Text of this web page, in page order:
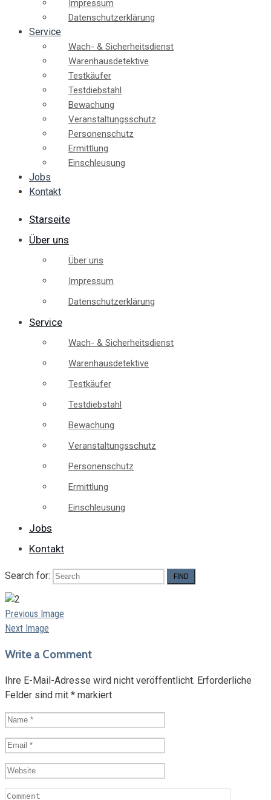
Impressum
Datenschutzerklärung
Service
Wach- & Sicherheitsdienst
Warenhausdetektive
Testkäufer
Testdiebstahl
Bewachung
Veranstaltungsschutz
Personenschutz
Ermittlung
Einschleusung
Jobs
Kontakt
Starseite
Über uns
Über uns
Impressum
Datenschutzerklärung
Service
Wach- & Sicherheitsdienst
Warenhausdetektive
Testkäufer
Testdiebstahl
Bewachung
Veranstaltungsschutz
Personenschutz
Ermittlung
Einschleusung
Jobs
Kontakt
Search for:
Previous Image
Next Image
Write a Comment
Ihre E-Mail-Adresse wird nicht veröffentlicht. Erforderliche
Felder sind mit * markiert